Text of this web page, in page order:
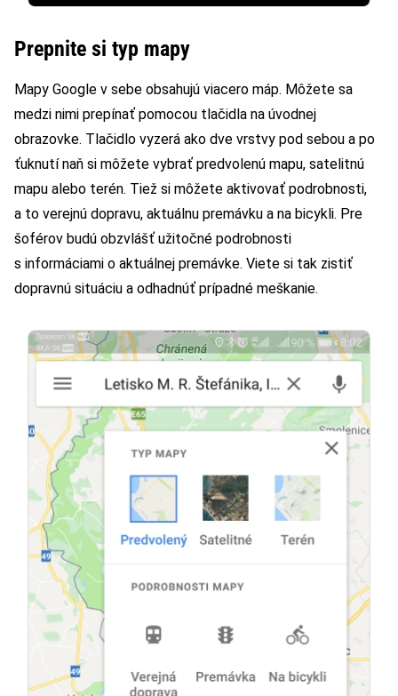
Prepnite si typ mapy
Mapy Google v sebe obsahujú viacero máp. Môžete sa
medzi nimi prepínať pomocou tlačidla na úvodnej
obrazovke. Tlačidlo vyzerá ako dve vrstvy pod sebou a po
ťuknutí naň si môžete vybrať predvolenú mapu, satelitnú
mapu alebo terén. Tiež si môžete aktivovať podrobnosti,
a to verejnú dopravu, aktuálnu premávku a na bicykli. Pre
šoférov budú obzvlášť užitočné podrobnosti
s informáciami o aktuálnej premávke. Viete si tak zistiť
dopravnú situáciu a odhadnúť prípadné meškanie.